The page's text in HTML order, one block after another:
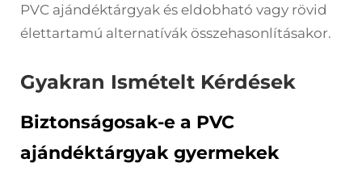
PVC ajándéktárgyak és eldobható vagy rövid
élettartamú alternatívák összehasonlításakor.
Gyakran Ismételt Kérdések
Biztonságosak-e a PVC
ajándéktárgyak gyermekek